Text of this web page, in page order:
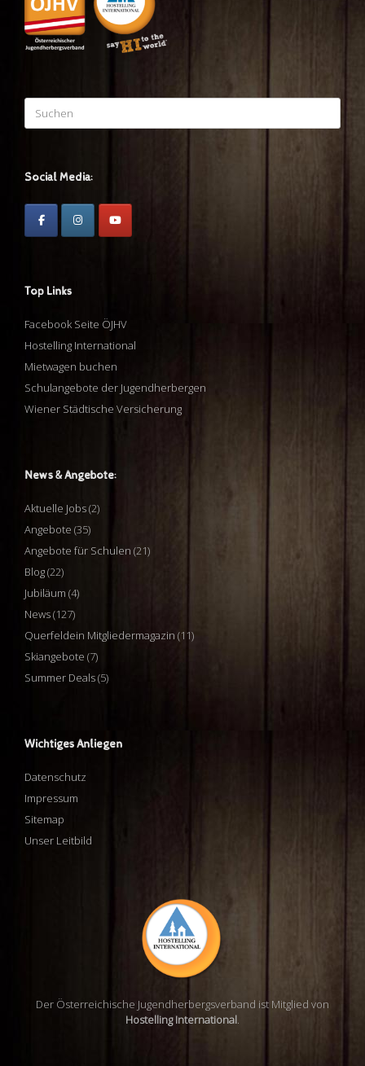
Suchen
nach:
Social Media:
Top Links
Facebook Seite ÖJHV
Hostelling International
Mietwagen buchen
Schulangebote der Jugendherbergen
Wiener Städtische Versicherung
News & Angebote:
Aktuelle Jobs(2)
Angebote (35)
Angebote für Schulen (21)
Blog(22)
Jubiläum (4)
News(127)
Querfeldein Mitgliedermagazin (11)
Skiangebote (7)
Summer Deals(5)
Wichtiges Anliegen
Datenschutz
Impressum
Sitemap
Unser Leitbild
Der Österreichische Jugendherbergsverband ist Mitglied von
Hostelling International.